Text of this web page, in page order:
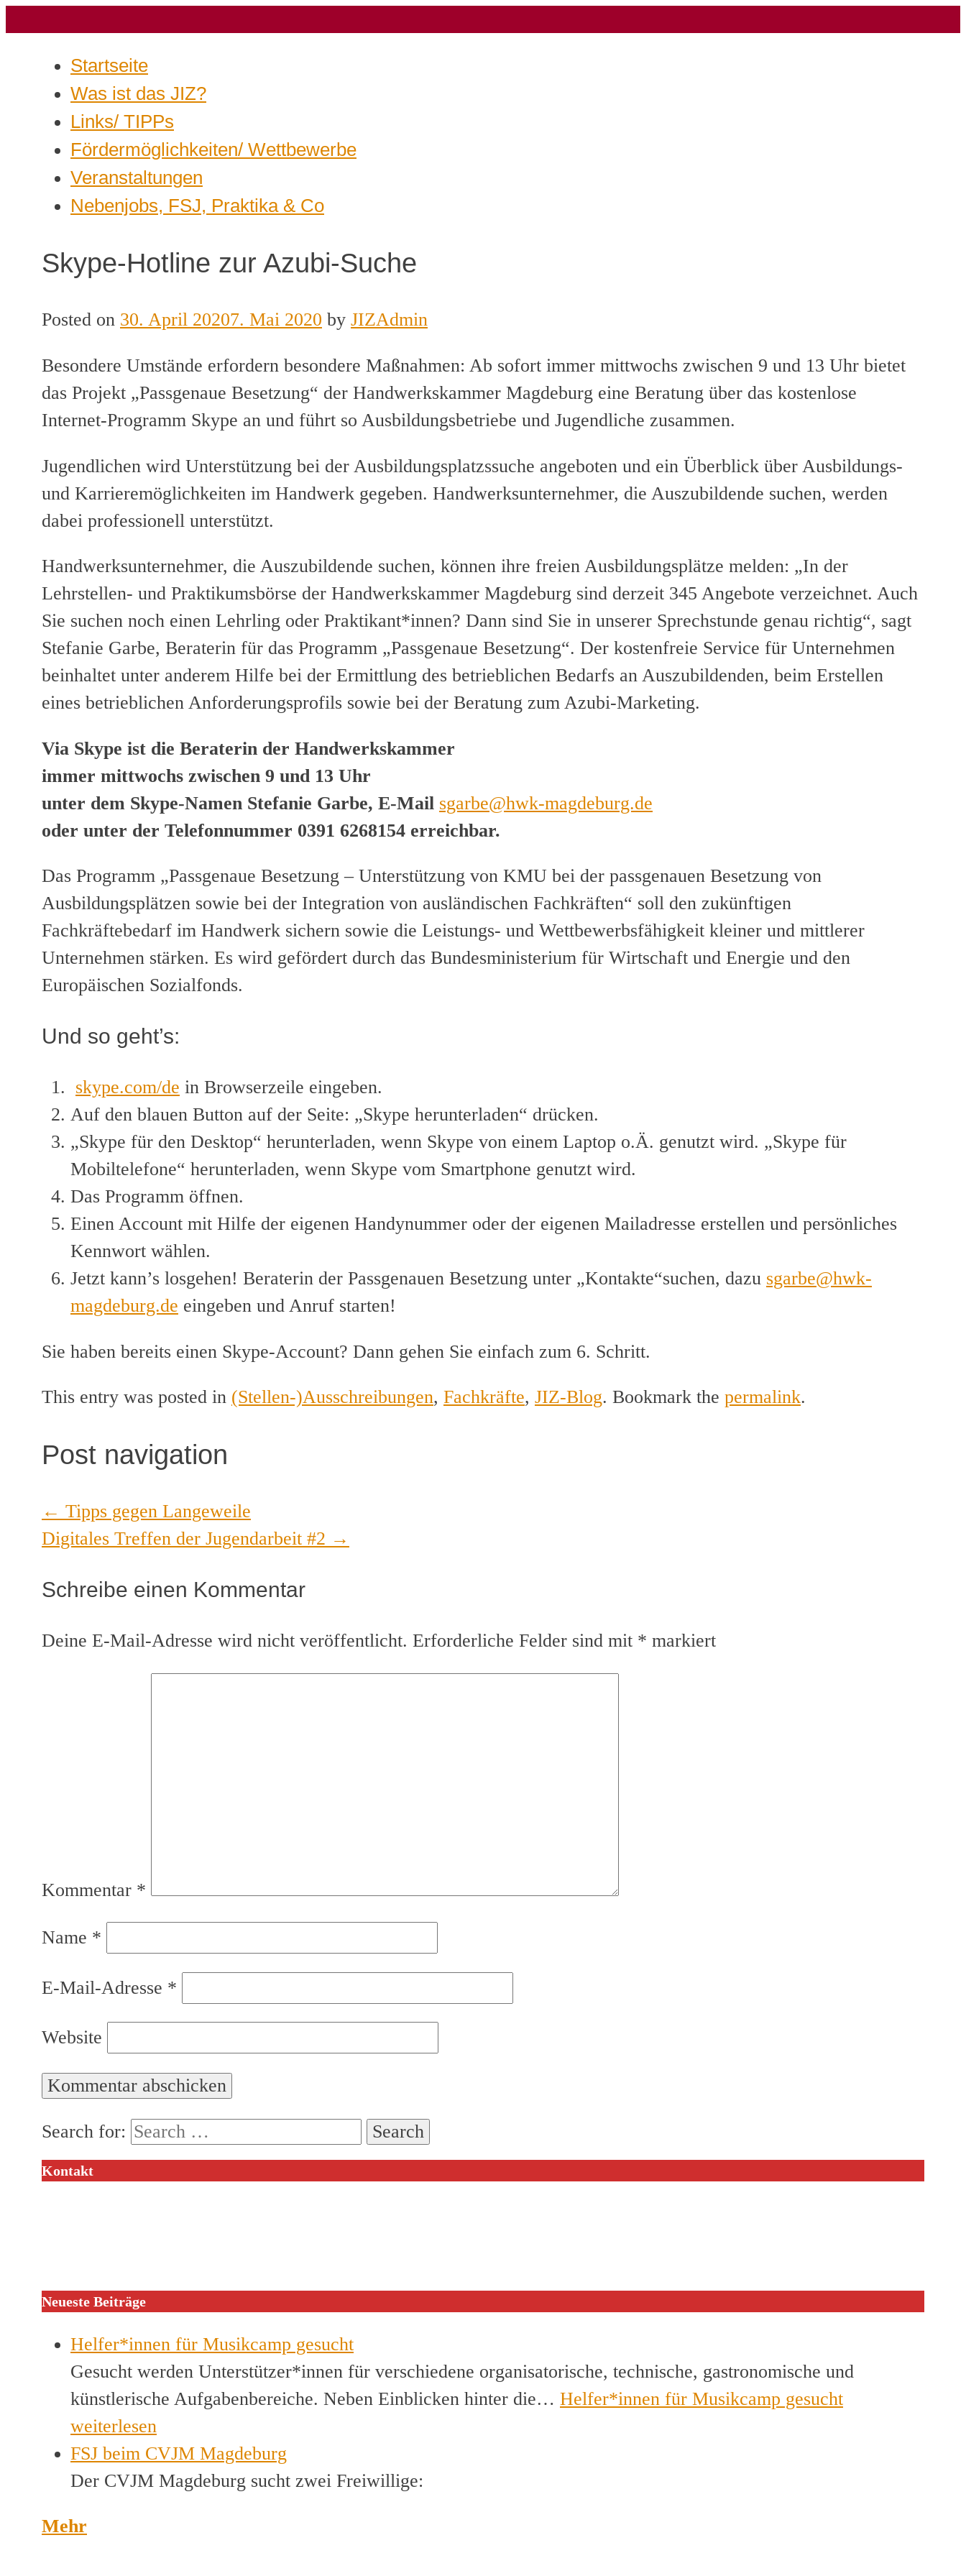
Startseite
Was ist das JIZ?
Links/ TIPPs
Fördermöglichkeiten/ Wettbewerbe
Veranstaltungen
Nebenjobs, FSJ, Praktika & Co
Skype-Hotline zur Azubi-Suche
Posted on 30. April 20207. Mai 2020 by JIZAdmin
Besondere Umstände erfordern besondere Maßnahmen: Ab sofort immer mittwochs zwischen 9 und 13 Uhr bietet
das Projekt „Passgenaue Besetzung“ der Handwerkskammer Magdeburg eine Beratung über das kostenlose
Internet-Programm Skype an und führt so Ausbildungsbetriebe und Jugendliche zusammen.
Jugendlichen wird Unterstützung bei der Ausbildungsplatzssuche angeboten und ein Überblick über Ausbildungs-
und Karrieremöglichkeiten im Handwerk gegeben. Handwerksunternehmer, die Auszubildende suchen, werden
dabei professionell unterstützt.
Handwerksunternehmer, die Auszubildende suchen, können ihre freien Ausbildungsplätze melden: „In der
Lehrstellen- und Praktikumsbörse der Handwerkskammer Magdeburg sind derzeit 345 Angebote verzeichnet. Auch
Sie suchen noch einen Lehrling oder Praktikant*innen? Dann sind Sie in unserer Sprechstunde genau richtig“, sagt
Stefanie Garbe, Beraterin für das Programm „Passgenaue Besetzung“. Der kostenfreie Service für Unternehmen
beinhaltet unter anderem Hilfe bei der Ermittlung des betrieblichen Bedarfs an Auszubildenden, beim Erstellen
eines betrieblichen Anforderungsprofils sowie bei der Beratung zum Azubi-Marketing.
Via Skype ist die Beraterin der Handwerkskammer
immer mittwochs zwischen 9 und 13 Uhr
unter dem Skype-Namen Stefanie Garbe, E-Mail sgarbe@hwk-magdeburg.de
oder unter der Telefonnummer 0391 6268154 erreichbar.
Das Programm „Passgenaue Besetzung – Unterstützung von KMU bei der passgenauen Besetzung von
Ausbildungsplätzen sowie bei der Integration von ausländischen Fachkräften“ soll den zukünftigen
Fachkräftebedarf im Handwerk sichern sowie die Leistungs- und Wettbewerbsfähigkeit kleiner und mittlerer
Unternehmen stärken. Es wird gefördert durch das Bundesministerium für Wirtschaft und Energie und den
Europäischen Sozialfonds.
Und so geht’s:
skype.com/de in Browserzeile eingeben.
Auf den blauen Button auf der Seite: „Skype herunterladen“ drücken.
„Skype für den Desktop“ herunterladen, wenn Skype von einem Laptop o.Ä. genutzt wird. „Skype für
Mobiltelefone“ herunterladen, wenn Skype vom Smartphone genutzt wird.
Das Programm öffnen.
Einen Account mit Hilfe der eigenen Handynummer oder der eigenen Mailadresse erstellen und persönliches
Kennwort wählen.
Jetzt kann’s losgehen! Beraterin der Passgenauen Besetzung unter „Kontakte“suchen, dazu sgarbe@hwk-
magdeburg.de eingeben und Anruf starten!
Sie haben bereits einen Skype-Account? Dann gehen Sie einfach zum 6. Schritt.
This entry was posted in (Stellen-)Ausschreibungen, Fachkräfte, JIZ-Blog. Bookmark the permalink.
Post navigation
← Tipps gegen Langeweile
Digitales Treffen der Jugendarbeit #2 →
Schreibe einen Kommentar
Deine E-Mail-Adresse wird nicht veröffentlicht. Erforderliche Felder sind mit * markiert
Kommentar *
Name *
E-Mail-Adresse *
Website
Search for:
Kontakt
Neueste Beiträge
Helfer*innen für Musikcamp gesucht
Gesucht werden Unterstützer*innen für verschiedene organisatorische, technische, gastronomische und
künstlerische Aufgabenbereiche. Neben Einblicken hinter die… Helfer*innen für Musikcamp gesucht
weiterlesen
FSJ beim CVJM Magdeburg
Der CVJM Magdeburg sucht zwei Freiwillige:
Mehr